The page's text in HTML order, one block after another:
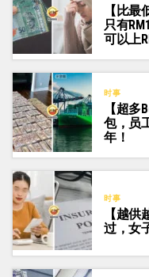
【比
只有
可以上
时事
【超
包，员
年！
时事
【越
过，女